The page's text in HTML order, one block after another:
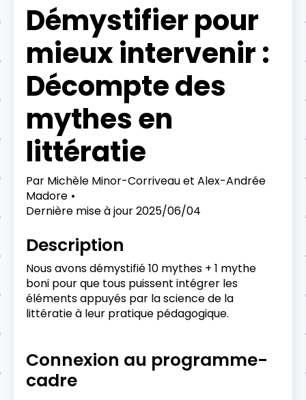
Démystifier pour
mieux intervenir :
Décompte des
mythes en
littératie
Par Michèle Minor-Corriveau et Alex-Andrée
Madore
Dernière mise à jour2025/06/04
Description
Nous avons démystifié 10 mythes + 1 mythe
boni pour que tous puissent intégrer les
éléments appuyés par la science de la
littératie à leur pratique pédagogique.
Connexion au programme-
cadre